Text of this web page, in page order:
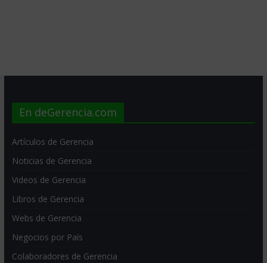
En deGerencia.com
Artículos de Gerencia
Noticias de Gerencia
Videos de Gerencia
Libros de Gerencia
Webs de Gerencia
Negocios por País
Colaboradores de Gerencia